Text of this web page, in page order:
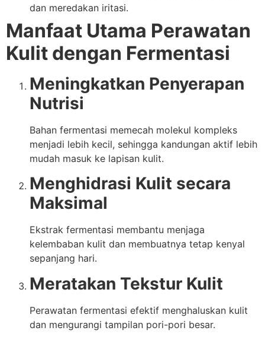
dan meredakan iritasi.
Manfaat Utama Perawatan
Kulit dengan Fermentasi
Meningkatkan Penyerapan
Nutrisi
Bahan fermentasi memecah molekul kompleks
menjadi lebih kecil, sehingga kandungan aktif lebih
mudah masuk ke lapisan kulit.
Menghidrasi Kulit secara
Maksimal
Ekstrak fermentasi membantu menjaga
kelembaban kulit dan membuatnya tetap kenyal
sepanjang hari.
Meratakan Tekstur Kulit
Perawatan fermentasi efektif menghaluskan kulit
dan mengurangi tampilan pori-pori besar.